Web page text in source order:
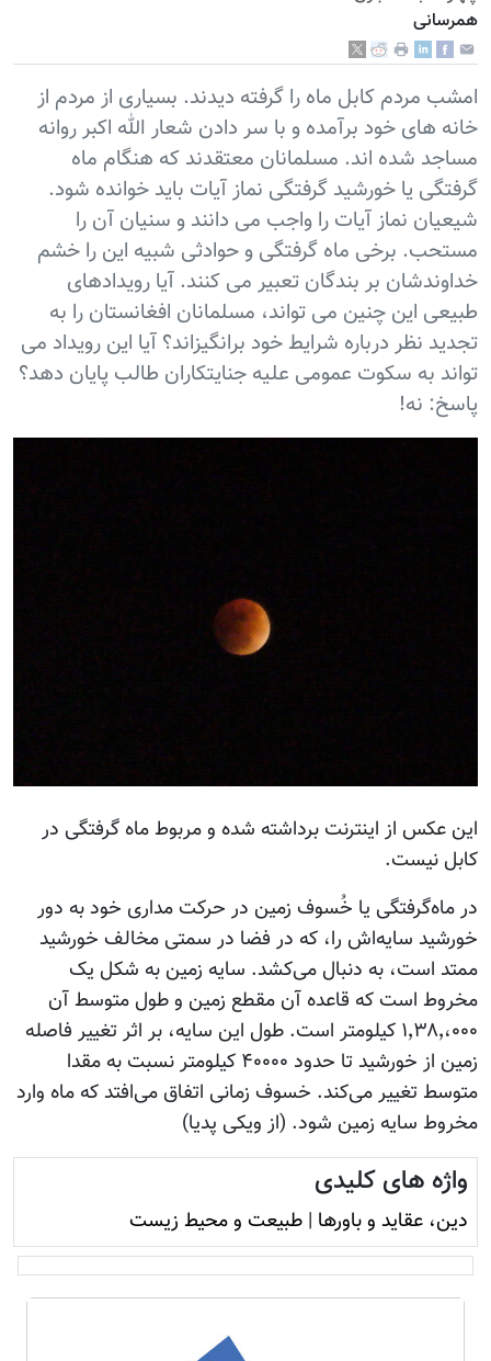
همرسانی
امشب مردم کابل ماه را گرفته دیدند. بسیاری از مردم از
خانه های خود برآمده و با سر دادن شعار الله اکبر روانه
مساجد شده اند. مسلمانان معتقدند که هنگام ماه
گرفتگی یا خورشید گرفتگی نماز آیات باید خوانده شود.
شیعیان نماز آیات را واجب می دانند و سنیان آن را
مستحب. برخی ماه گرفتگی و حوادثی شبیه این را خشم
خداوندشان بر بندگان تعبیر می کنند. آيا رویدادهای
طبیعی این چنین می تواند، مسلمانان افغانستان را به
تجدید نظر درباره شرایط خود برانگیزاند؟ آيا این رویداد می
تواند به سکوت عمومی علیه جنایتکاران طالب پایان دهد؟
پاسخ: نه!
این عکس از اینترنت برداشته شده و مربوط ماه گرفتگی در
کابل نیست.
در ماه‌گرفتگی یا خُسوف زمین در حرکت مداری خود به دور
خورشید سایه‌اش را، که در فضا در سمتی مخالف خورشید
ممتد است، به دنبال می‌کشد. سایه زمین به شکل یک
مخروط است که قاعده آن مقطع زمین و طول متوسط آن
۱٬۳۸٬،۰۰۰ کیلومتر است. طول این سایه، بر اثر تغییر فاصله
زمین از خورشید تا حدود ۴۰۰۰۰ کیلومتر نسبت به مقدا
متوسط تغییر می‌کند. خسوف زمانی اتفاق می‌افتد که ماه وارد
مخروط سایه زمین شود. (از ویکی پدیا)
واژه های کلیدی
دين، عقايد و باورها | طبیعت و محيط زيست